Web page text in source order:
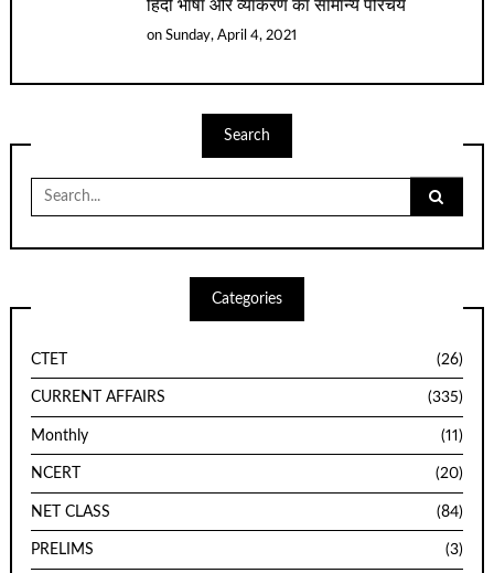
हिंदी भाषा और व्याकरण का सामान्य परिचय
onSunday, April 4, 2021
Search
for:
Categories
CTET (26)
CURRENT AFFAIRS (335)
Monthly (11)
NCERT (20)
NET CLASS (84)
PRELIMS (3)